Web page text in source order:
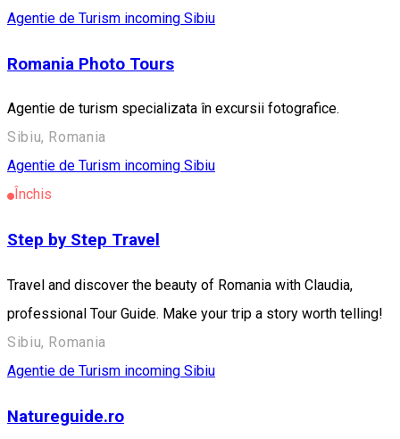
Agentie de Turism incoming Sibiu
Romania Photo Tours
Agentie de turism specializata în excursii fotografice.
Sibiu, Romania
Agentie de Turism incoming Sibiu
Închis
Step by Step Travel
Travel and discover the beauty of Romania with Claudia,
professional Tour Guide. Make your trip a story worth telling!
Sibiu, Romania
Agentie de Turism incoming Sibiu
Natureguide.ro